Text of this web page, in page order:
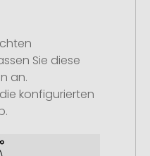
Sie diese
an.
konfigurierten